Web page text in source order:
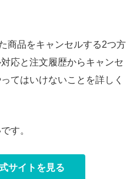
商品をキャンセルする2つ方
応と注文履歴からキャンセ
てはいけないことを詳しく
す。
サイトを見る